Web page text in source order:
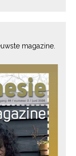
magazine.